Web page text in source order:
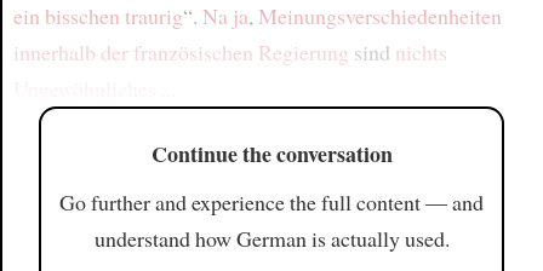
ein bisschen traurig“. Na ja, Meinungsverschiedenheiten
innerhalb der französischen Regierung sind nichts
Continue the conversation
Go further and experience the full content — and
understand how German is actually used.